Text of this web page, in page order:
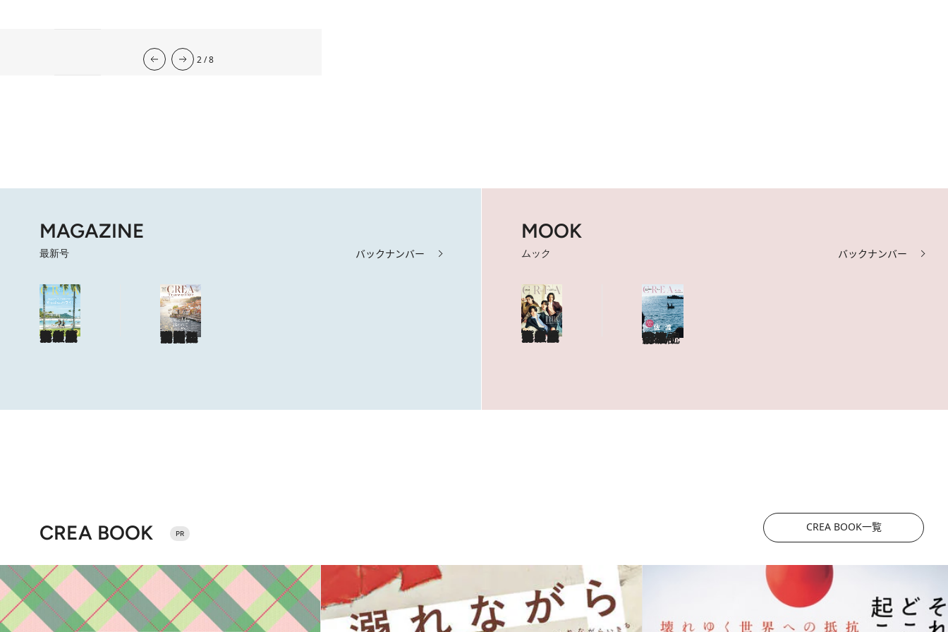
2026.7.31
2026.7.29
2026.7.6
東京ケイ子の 「オンナの算命学」
8 Hours Ago
岡本翔子の日めくりムーンカレンダー2026.8.2
今週の12星座占い 2/8
MAGAZINE
最新号 バックナンバー
海も山もグルメも。人生最高の旅へ
やっぱり、ハワイ！
目次を見る
特集記事を読む
ショップリスト 海風と太陽に誘われてポルトガルに会いに行く
目次を見る
特集記事を読む
MOOK
ムック バックナンバー
海も山もグルメも。人生最高の旅へ
やっぱり、ハワイ！
目次を見る
特集記事を読む
ショップリスト CREA Due 佐渡
目次を見る
特集記事を読む
CREA BOOK CREA BOOK一覧